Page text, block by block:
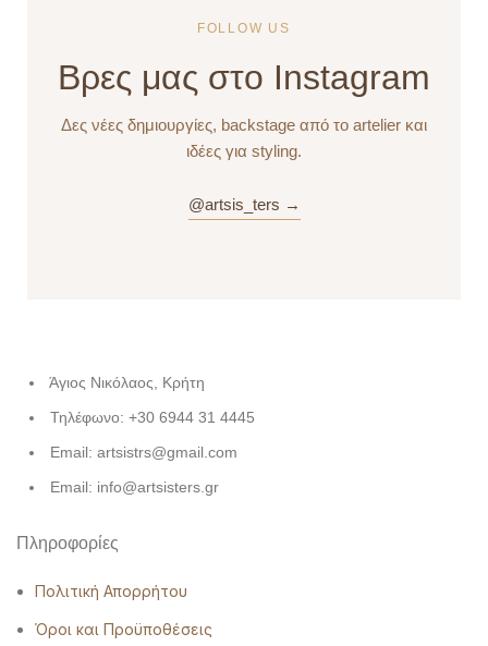
FOLLOW US
Βρες μας στο Instagram
Δες νέες δημιουργίες, backstage από το artelier και
ιδέες για styling.
@artsis_ters →
Άγιος Νικόλαος, Κρήτη
Τηλέφωνο: +30 6944 31 4445
Email: artsistrs@gmail.com
Email: info@artsisters.gr
Πληροφορίες
Πολιτική Απορρήτου
Όροι και Προϋποθέσεις